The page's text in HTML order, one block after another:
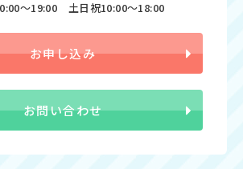
〜19:00 土日祝10:00〜18:00
お申し込み
お問い合わせ